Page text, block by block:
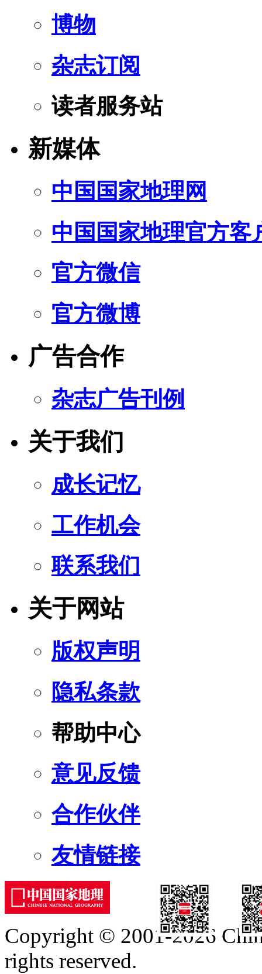
博物
杂志订阅
读者服务站
新媒体
中国国家地理网
中国国家地理官方客
官方微信
官方微博
广告合作
杂志广告刊例
关于我们
成长记忆
工作机会
联系我们
关于网站
版权声明
隐私条款
帮助中心
意见反馈
合作伙伴
友情链接
订阅号
Copyright © 2001-2026
rights reserved.